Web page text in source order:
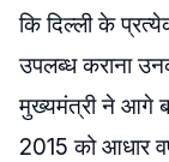
कि दिल्ली के
उपलब्ध कराना
मुख्यमंत्री ने आगे
2015 को आधार